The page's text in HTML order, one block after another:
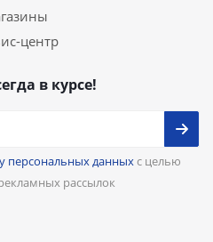
центр
в курсе!
персональных данныхс целью
рассылок